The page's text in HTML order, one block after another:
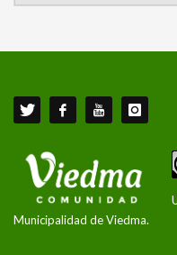
Municipalidad de Viedma.